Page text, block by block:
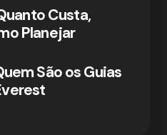
Custa,
Planejar
São os Guias